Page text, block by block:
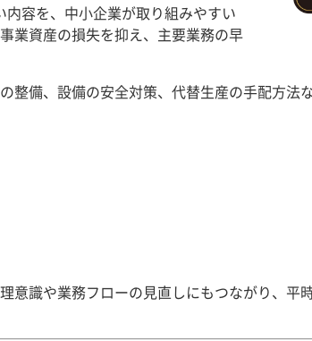
内容を、中小企業が取り組みやすい
業資産の損失を抑え、主要業務の早
備、設備の安全対策、代替生産の手配方法
識や業務フローの見直しにもつながり、平